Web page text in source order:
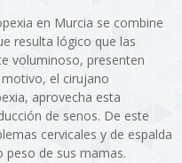
en Murcia se combine
resulta lógico que las
voluminoso, presenten
el cirujano
aprovecha esta
de senos. De este
cervicales y de espalda
peso de sus mamas.